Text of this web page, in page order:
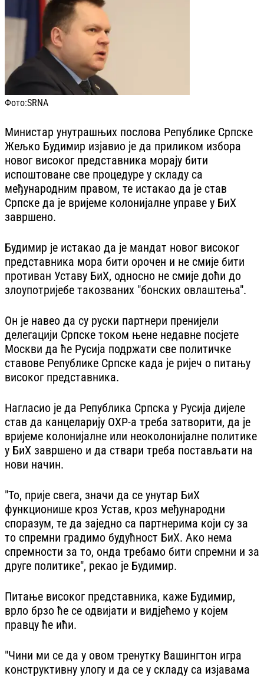
Фото:SRNA
Министар унутрашњих послова Републике Српске
Жељко Будимир изјавио је да приликом избора
новог високог представника морају бити
испоштоване све процедуре у складу са
међународним правом, те истакао да је став
Српске да је вријеме колонијалне управе у БиХ
завршено.
Будимир је истакао да је мандат новог високог
представника мора бити орочен и не смије бити
противан Уставу БиХ, односно не смије доћи до
злоупотријебе такозваних "бонских овлаштења".
Он је навео да су руски партнери пренијели
делегацији Српске током њене недавне посјете
Москви да ће Русија подржати све политичке
ставове Републике Српске када је ријеч о питању
високог представника.
Нагласио је да Република Српска у Русија дијеле
став да канцеларију ОХР-а треба затворити, да је
вријеме колонијалне или неоколонијалне политике
у БиХ завршено и да ствари треба постављати на
нови начин.
"То, прије свега, значи да се унутар БиХ
функционише кроз Устав, кроз међународни
споразум, те да заједно са партнерима који су за
то спремни градимо будућност БиХ. Ако нема
спремности за то, онда требамо бити спремни и за
друге политике", рекао је Будимир.
Питање високог представника, каже Будимир,
врло брзо ће се одвијати и видјећемо у којем
правцу ће ићи.
"Чини ми се да у овом тренутку Вашингтон игра
конструктивну улогу и да се у складу са изјавама